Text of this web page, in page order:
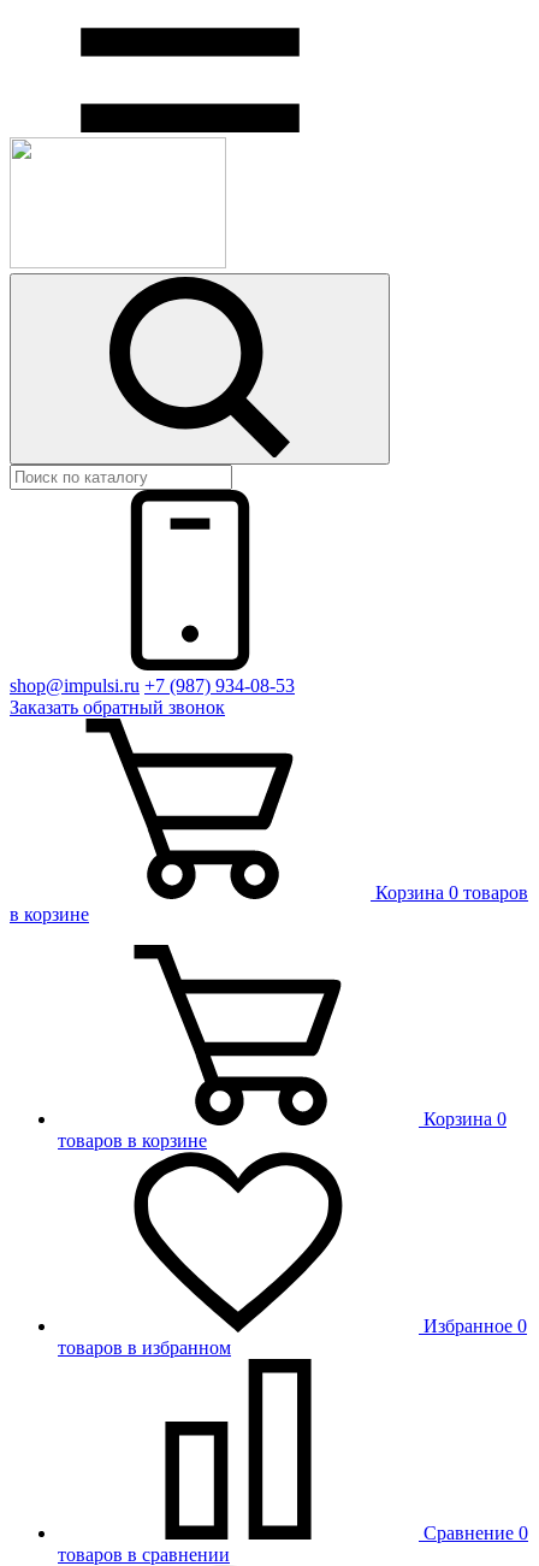
shop@impulsi.ru +7 (987) 934-08-53
Заказать обратный звонок
Корзина 0 товаров
в корзине
Корзина 0
товаров в корзине
Избранное 0
товаров в избранном
Сравнение 0
товаров в сравнении